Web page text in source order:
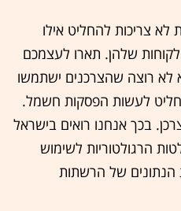
צריכות להחליט אילו
שלהן. תארו לעצמכם
לא רוצה שהצרכנים ישתמשו
לעשות הפסקות חשמל.
בכך אנחנו רואים בישראל
הרגולטוריות לשימוש
הנתונים של הרשתות